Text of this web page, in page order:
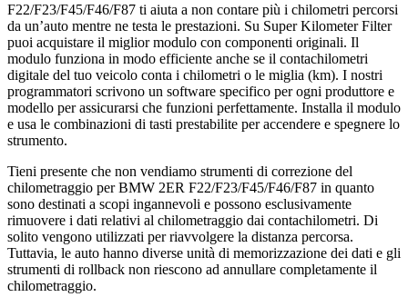
F22/F23/F45/F46/F87 ti aiuta a non contare più i chilometri percorsi
da un’auto mentre ne testa le prestazioni. Su Super Kilometer Filter
puoi acquistare il miglior modulo con componenti originali. Il
modulo funziona in modo efficiente anche se il contachilometri
digitale del tuo veicolo conta i chilometri o le miglia (km). I nostri
programmatori scrivono un software specifico per ogni produttore e
modello per assicurarsi che funzioni perfettamente. Installa il modulo
e usa le combinazioni di tasti prestabilite per accendere e spegnere lo
strumento.
Tieni presente che non vendiamo strumenti di correzione del
chilometraggio per BMW 2ER F22/F23/F45/F46/F87 in quanto
sono destinati a scopi ingannevoli e possono esclusivamente
rimuovere i dati relativi al chilometraggio dai contachilometri. Di
solito vengono utilizzati per riavvolgere la distanza percorsa.
Tuttavia, le auto hanno diverse unità di memorizzazione dei dati e gli
strumenti di rollback non riescono ad annullare completamente il
chilometraggio.